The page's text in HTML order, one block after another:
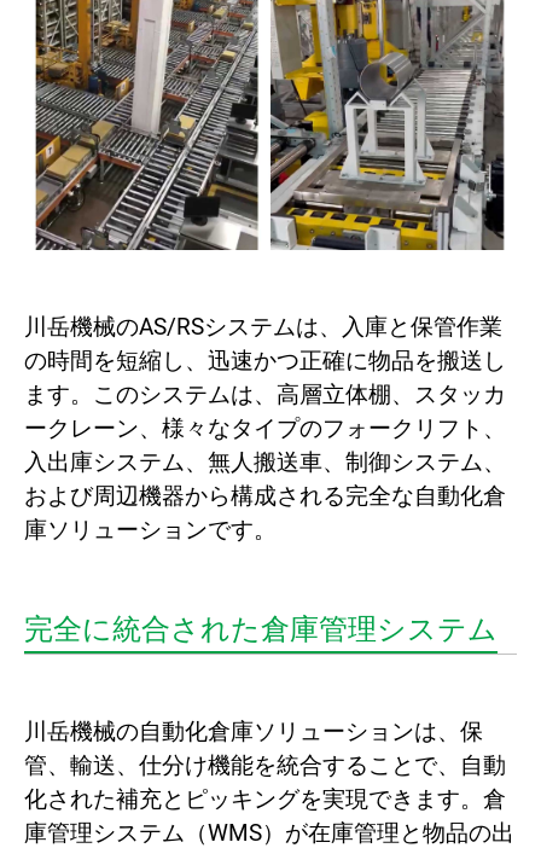
川岳機械のAS/RSシステムは、入庫と保管作業
の時間を短縮し、迅速かつ正確に物品を搬送し
ます。このシステムは、高層立体棚、スタッカ
ークレーン、様々なタイプのフォークリフト、
入出庫システム、無人搬送車、制御システム、
および周辺機器から構成される完全な自動化倉
庫ソリューションです。
完全に統合された倉庫管理システム
川岳機械の自動化倉庫ソリューションは、保
管、輸送、仕分け機能を統合することで、自動
化された補充とピッキングを実現できます。倉
庫管理システム（WMS）が在庫管理と物品の出